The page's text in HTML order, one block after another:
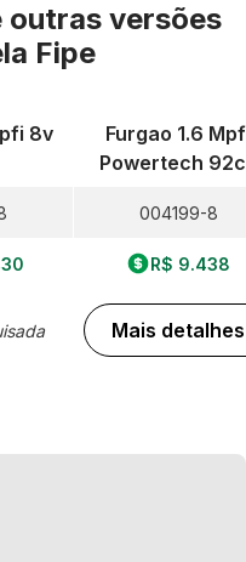
outras versões
Fipe
8v
Furgao 1.6
Powertech
004199-8
R$ 9.438
Mais detalhes